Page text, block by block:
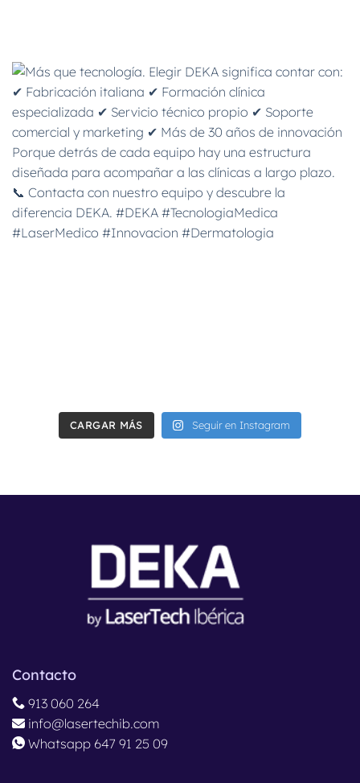
CARGAR MÁS Seguir en Instagram
Contacto
913 060 264
info@lasertechib.com
Whatsapp 647 91 25 09